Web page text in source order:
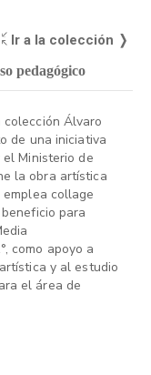
Ir a la colección ❭
pedagógico
Álvaro
de una iniciativa
Ministerio de
la obra artística
emplea collage
para
como apoyo a
y al estudio
el área de